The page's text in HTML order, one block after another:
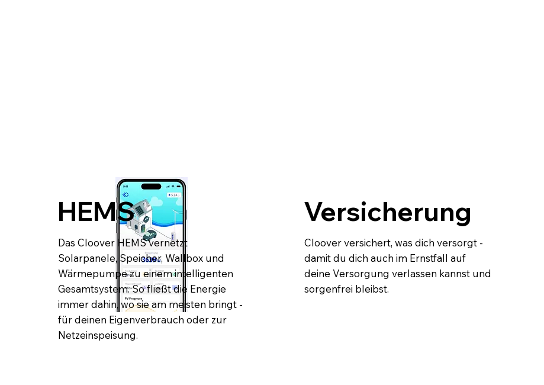
HEMS
Das Cloover HEMS vernetzt
Solarpanele, Speicher, Wallbox und
Wärmepumpe zu einem intelligenten
Gesamtsystem. So fließt die Energie
immer dahin, wo sie am meisten bringt -
für deinen Eigenverbrauch oder zur
Netzeinspeisung.
Versicherung
Cloover versichert, was dich versorgt -
damit du dich auch im Ernstfall auf
deine Versorgung verlassen kannst und
sorgenfrei bleibst.